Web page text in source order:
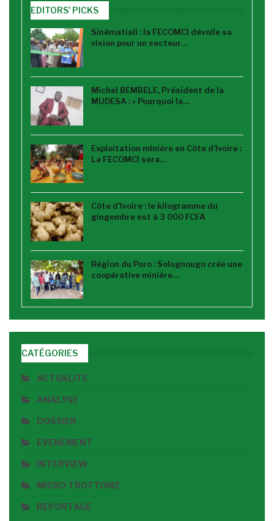
EDITORS' PICKS
Sinématiali : la FECOMCI dévoile sa
vision pour un secteur…
Michel BEMBELE, Président de la
MUDESA : « Pourquoi la…
Exploitation minière en Côte d’Ivoire :
La FECOMCI sera…
Côte d’Ivoire : le kilogramme du
gingembre est à 3 000 FCFA
Région du Poro : Solognougo crée une
coopérative minière…
CATÉGORIES
ACTUALITE
ANALYSE
DOSSIER
EVENEMENT
INTERVIEW
MICRO TROTTOIRE
REPORTAGE